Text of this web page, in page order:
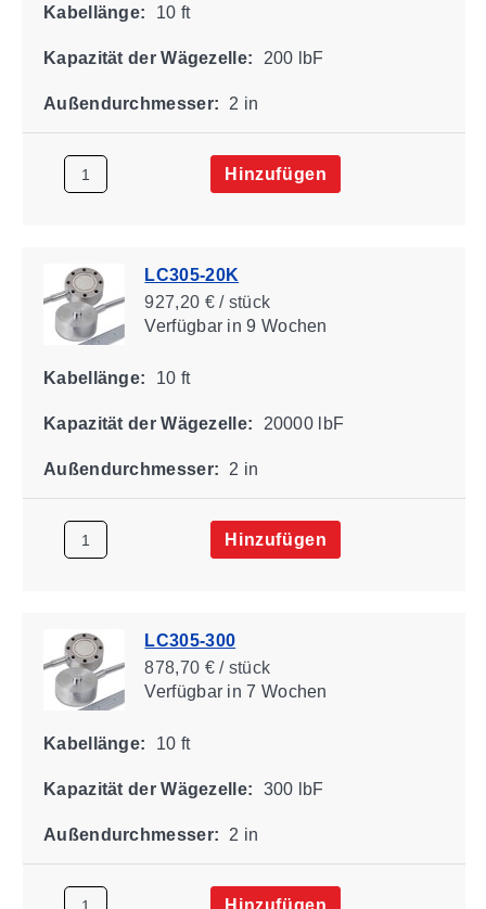
Kabellänge: 10 ft
Kapazität der Wägezelle: 200 lbF
Außendurchmesser: 2 in
Hinzufügen
LC305-20K
927,20 € / stück
Verfügbarin 9 Wochen
Kabellänge: 10 ft
Kapazität der Wägezelle: 20000 lbF
Außendurchmesser: 2 in
Hinzufügen
LC305-300
878,70 € / stück
Verfügbarin 7 Wochen
Kabellänge: 10 ft
Kapazität der Wägezelle: 300 lbF
Außendurchmesser: 2 in
Hinzufügen